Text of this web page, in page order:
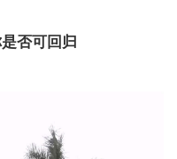
否可回归